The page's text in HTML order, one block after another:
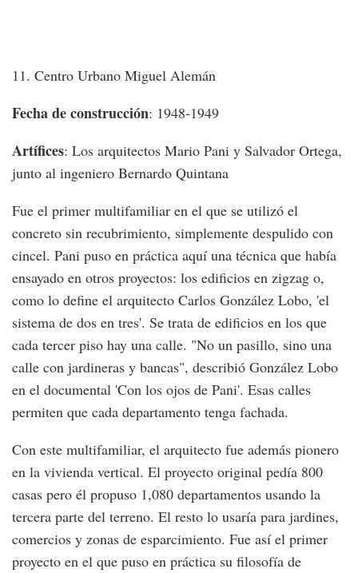
11. Centro Urbano Miguel Alemán
Fecha de construcción: 1948-1949
Artífices: Los arquitectos Mario Pani y Salvador Ortega,
junto al ingeniero Bernardo Quintana
Fue el primer multifamiliar en el que se utilizó el
concreto sin recubrimiento, simplemente despulido con
cincel. Pani puso en práctica aquí una técnica que había
ensayado en otros proyectos: los edificios en zigzag o,
como lo define el arquitecto Carlos González Lobo, 'el
sistema de dos en tres'. Se trata de edificios en los que
cada tercer piso hay una calle. "No un pasillo, sino una
calle con jardineras y bancas", describió González Lobo
en el documental 'Con los ojos de Pani'. Esas calles
permiten que cada departamento tenga fachada.
Con este multifamiliar, el arquitecto fue además pionero
en la vivienda vertical. El proyecto original pedía 800
casas pero él propuso 1,080 departamentos usando la
tercera parte del terreno. El resto lo usaría para jardines,
comercios y zonas de esparcimiento. Fue así el primer
proyecto en el que puso en práctica su filosofía de